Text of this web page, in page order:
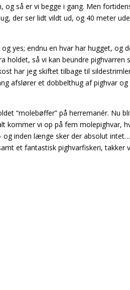
og så er vi begge i gang. Men
der ser lidt vildt ud, og 40 meter
yes; endnu en hvar har hugget, og
så vi kan beundre pighvarren
har jeg skiftet tilbage til
afslører et dobbelthug af pighvar
“molebøffer” på herremanér. Nu
kommer vi op på fem molepighvar,
inden længe sker der absolut
et fantastisk pighvarfiskeri, takker